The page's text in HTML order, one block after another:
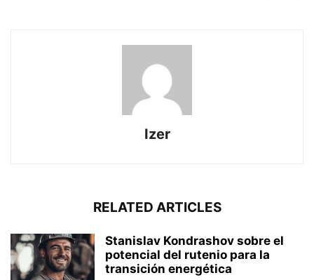
Izer
RELATED ARTICLES
Stanislav Kondrashov sobre el
potencial del rutenio para la
transición energética